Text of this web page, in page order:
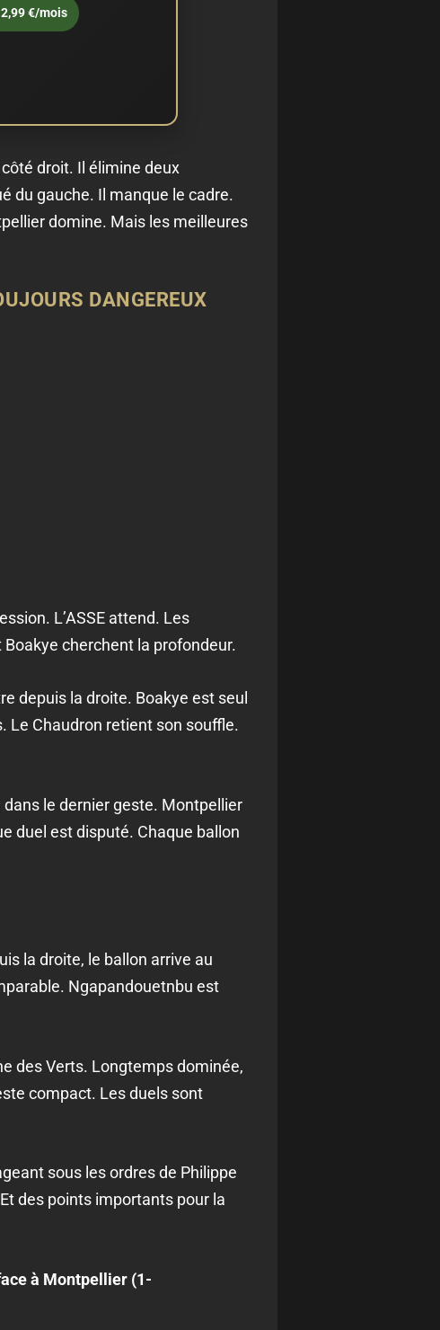
2,99 €/mois
droit. Il élimine deux
du gauche. Il manque le cadre.
domine. Mais les meilleures
DANGEREUX
L’ASSE attend. Les
cherchent la profondeur.
depuis la droite. Boakye est seul
Le Chaudron retient son souffle.
le dernier geste. Montpellier
duel est disputé. Chaque ballon
la droite, le ballon arrive au
Ngapandouetnbu est
des Verts. Longtemps dominée,
compact. Les duels sont
sous les ordres de Philippe
des points importants pour la
à Montpellier (1-